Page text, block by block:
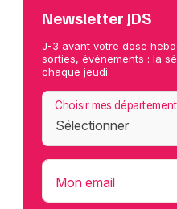
Newsletter JDS
J-3 avant votre dose
sorties, événements : la
chaque jeudi.
Choisir mes
Mon email